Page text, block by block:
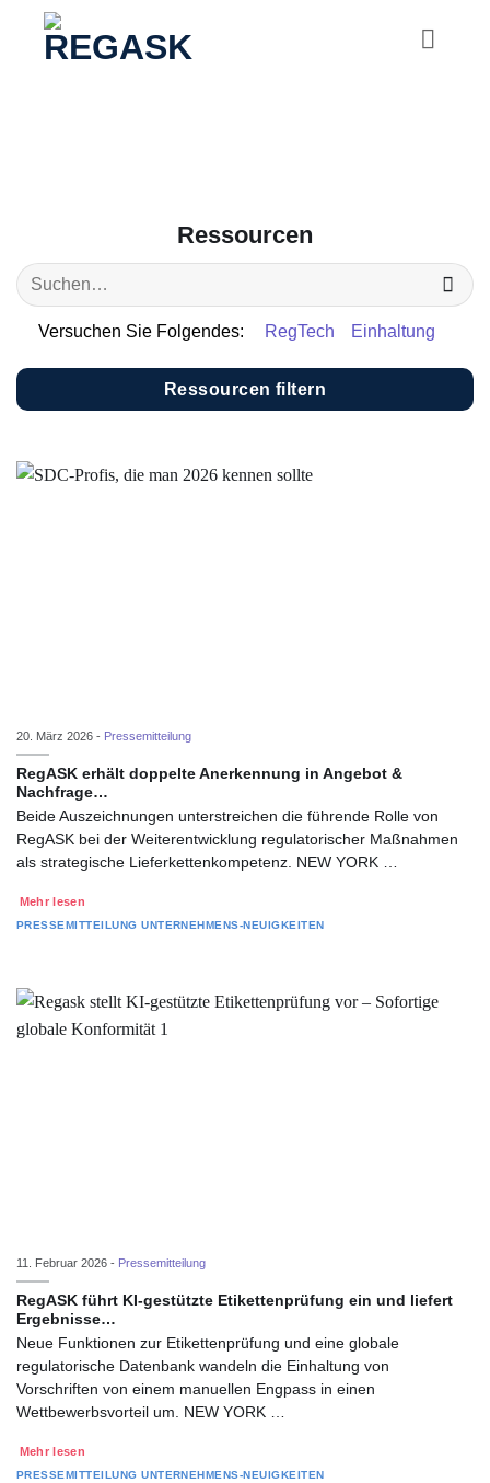
Ressourcen
Versuchen Sie Folgendes: RegTech Einhaltung
Ressourcen filtern
20. März 2026 - Pressemitteilung
RegASK erhält doppelte Anerkennung in Angebot &
Nachfrage…
Beide Auszeichnungen unterstreichen die führende Rolle von
RegASK bei der Weiterentwicklung regulatorischer Maßnahmen
als strategische Lieferkettenkompetenz. NEW YORK …
Mehr lesen
PRESSEMITTEILUNG UNTERNEHMENS-NEUIGKEITEN
11. Februar 2026 - Pressemitteilung
RegASK führt KI-gestützte Etikettenprüfung ein und liefert
Ergebnisse…
Neue Funktionen zur Etikettenprüfung und eine globale
regulatorische Datenbank wandeln die Einhaltung von
Vorschriften von einem manuellen Engpass in einen
Wettbewerbsvorteil um. NEW YORK …
Mehr lesen
PRESSEMITTEILUNG UNTERNEHMENS-NEUIGKEITEN